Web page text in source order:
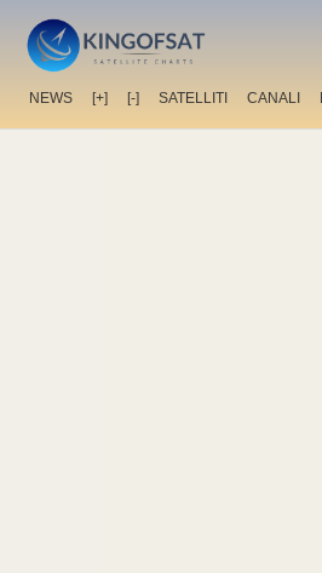
NEWS [+] [-] SATELLITI CANALI